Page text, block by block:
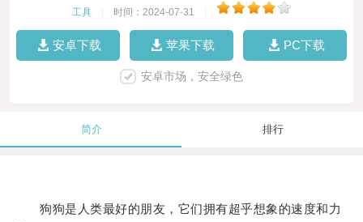
工具 时间：2024-07-31
安卓下载 苹果下载 PC下载
安卓市场，安全绿色
简介 排行
狗狗是人类最好的朋友，它们拥有超乎想象的速度和力